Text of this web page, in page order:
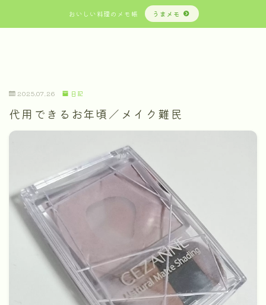
おいしい料理のメモ帳 うまメモ
2025.07.26 日記
代用できるお年頃／メイク難民